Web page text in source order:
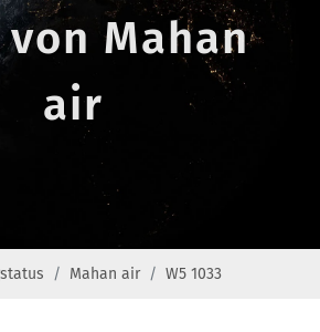
von Mahan
air
Mahan air W5 1033